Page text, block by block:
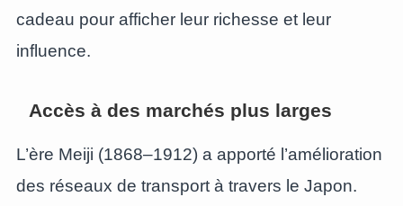
cadeau pour afficher leur richesse et leur
influence.
Accès à des marchés plus larges
L’ère Meiji (1868–1912) a apporté l’amélioration
des réseaux de transport à travers le Japon.